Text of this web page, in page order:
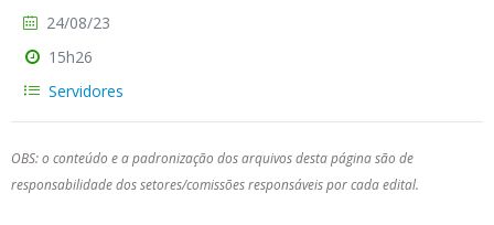
24/08/23
15h26
Servidores
OBS: o conteúdo e a padronização dos arquivos desta página são de
responsabilidade dos setores/comissões responsáveis por cada edital.